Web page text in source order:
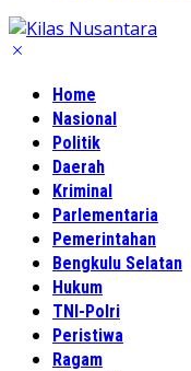
Home
Nasional
Politik
Daerah
Kriminal
Parlementaria
Pemerintahan
Bengkulu Selatan
Hukum
TNI-Polri
Peristiwa
Ragam